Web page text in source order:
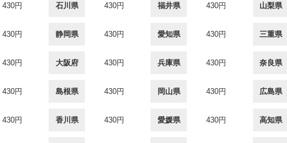
430円 石川県 430円 福井県 430円 山梨県
430円 静岡県 430円 愛知県 430円 三重県
430円 大阪府 430円 兵庫県 430円 奈良県
430円 島根県 430円 岡山県 430円 広島県
430円 香川県 430円 愛媛県 430円 高知県